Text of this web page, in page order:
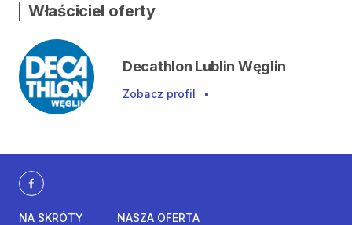
Właściciel oferty
Decathlon Lublin Węglin
Zobacz profil •
NA SKRÓTY
NASZA OFERTA